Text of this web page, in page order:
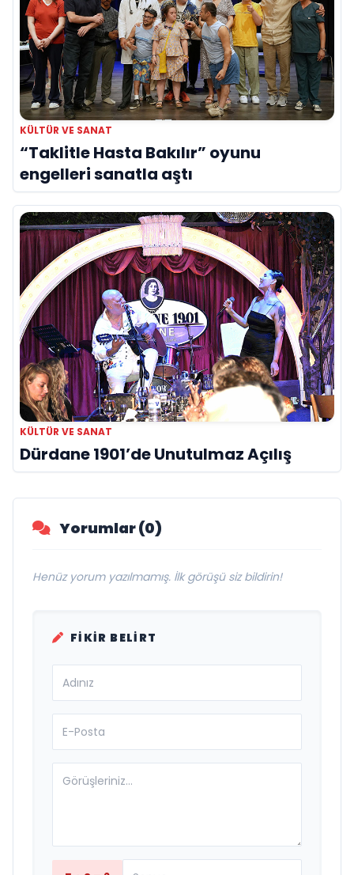
KÜLTÜR VE SANAT
“Taklitle Hasta Bakılır” oyunu
engelleri sanatla aştı
KÜLTÜR VE SANAT
Dürdane 1901’de Unutulmaz Açılış
Yorumlar (0)
Henüz yorum yazılmamış. İlk görüşü siz bildirin!
FIKIR BELIRT